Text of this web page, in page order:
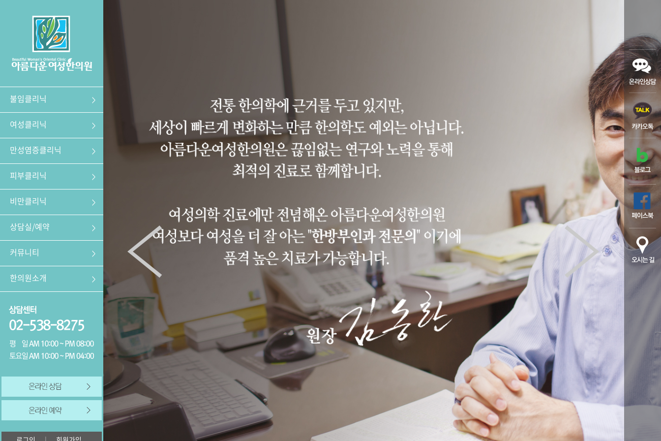
불임클리닉
여성클리닉
만성염증클리닉
피부클리닉
비만클리닉
상담실/예약
커뮤니티
한의원소개